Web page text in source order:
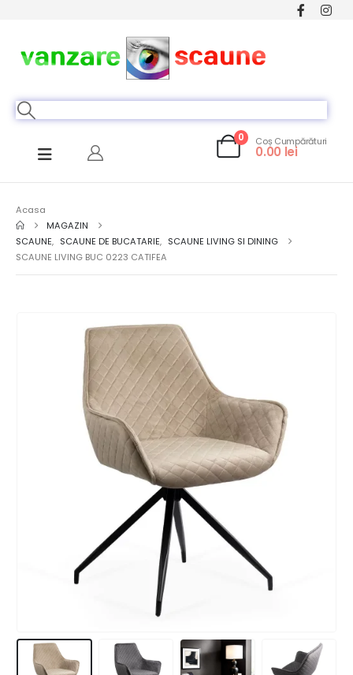
0 Coș Cumpărături
0.00 lei
Acasa
MAGAZIN
SCAUNE, SCAUNE DE BUCATARIE, SCAUNE LIVING SI DINING
SCAUNE LIVING BUC 0223 CATIFEA